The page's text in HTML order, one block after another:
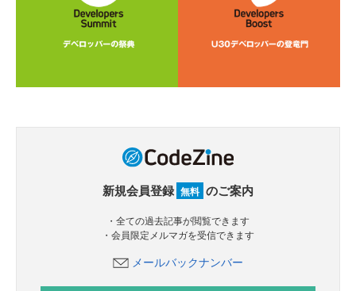
新規会員登録 無料 のご案内
・全ての過去記事が閲覧できます
・会員限定メルマガを受信できます
メールバックナンバー